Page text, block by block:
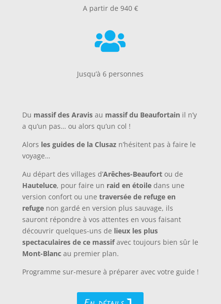
A partir de 940 €

Jusqu’à 6 personnes
Du massif des Aravisau massif du Beaufortain il n’y
a qu’un pas… ou alors qu’un col !
Alors les guides de la Clusazn’hésitent pas à faire le
voyage…
Au départ des villages d’Arêches-Beaufortou de
Hauteluce, pour faire un raid en étoiledans une
version confort ou une traversée de refuge en
refugenon gardé en version plus sauvage, ils
sauront répondre à vos attentes en vous faisant
découvrir quelques-uns de lieux les plus
spectaculaires de ce massifavec toujours bien sûr le
Mont-Blancau premier plan.
Programme sur-mesure à préparer avec votre guide !